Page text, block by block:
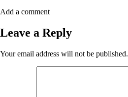
Add a comment
Leave a Reply
Your email address will not be published.